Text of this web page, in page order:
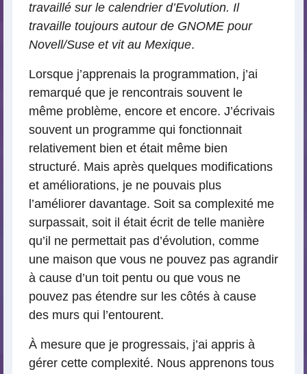
travaillé sur le calendrier d’Evolution. Il
travaille toujours autour de GNOME pour
Novell/Suse et vit au Mexique.
Lorsque j’apprenais la programmation, j’ai
remarqué que je rencontrais souvent le
même problème, encore et encore. J’écrivais
souvent un programme qui fonctionnait
relativement bien et était même bien
structuré. Mais après quelques modifications
et améliorations, je ne pouvais plus
l’améliorer davantage. Soit sa complexité me
surpassait, soit il était écrit de telle manière
qu’il ne permettait pas d’évolution, comme
une maison que vous ne pouvez pas agrandir
à cause d’un toit pentu ou que vous ne
pouvez pas étendre sur les côtés à cause
des murs qui l’entourent.
À mesure que je progressais, j’ai appris à
gérer cette complexité. Nous apprenons tous